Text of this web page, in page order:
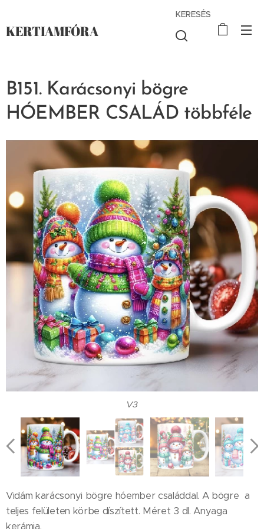
KERTIAMFÓRA
KERESÉS
B151. Karácsonyi bögre
HÓEMBER CSALÁD többféle
V3
V1
V2
Vidám karácsonyi bögre hóember családdal. A bögre a
teljes felületen körbe díszített. Méret 3 dl. Anyaga
kerámia.